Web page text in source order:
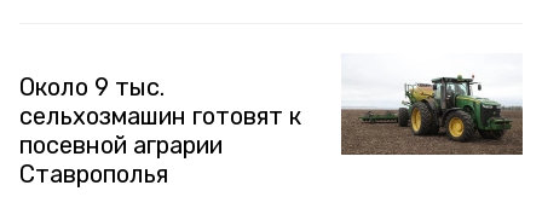
Около 9 тыс.
сельхозмашин готовят к
посевной аграрии
Ставрополья